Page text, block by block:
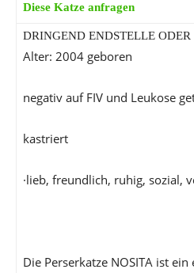
Diese Katze anfragen
DRINGEND ENDSTELLE ODER
Alter: 2004 geboren
negativ auf FIV und Leukose
kastriert
·lieb, freundlich, ruhig, sozial,
Die Perserkatze NOSITA ist